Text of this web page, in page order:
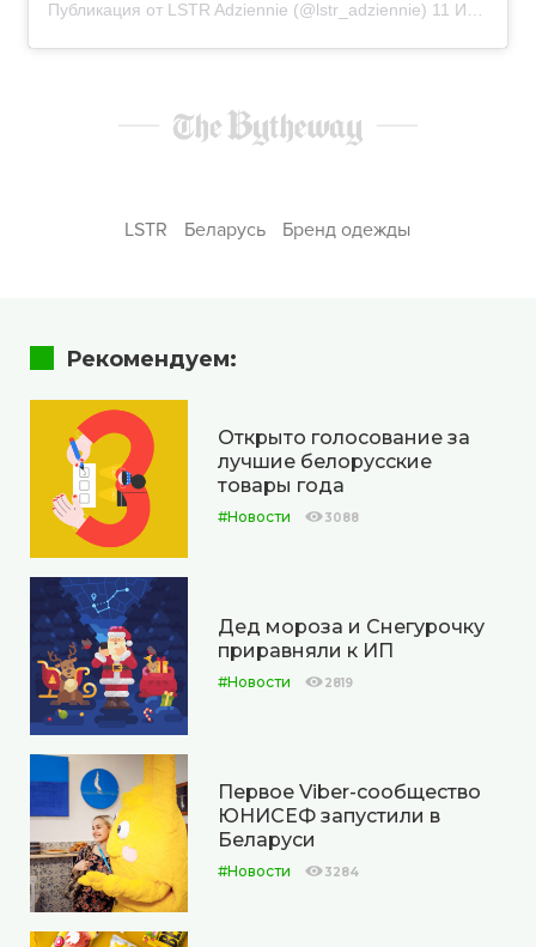
Публикация от LSTR Adziennie (@lstr_adziennie) 11 Июл 2018 в 7:55 PDT
LSTR Беларусь Бренд одежды
Рекомендуем:
Открыто голосование за
лучшие белорусские
товары года
#Новости 3088
Дед мороза и Снегурочку
приравняли к ИП
#Новости 2819
Первое Viber-сообщество
ЮНИСЕФ запустили в
Беларуси
#Новости 3284